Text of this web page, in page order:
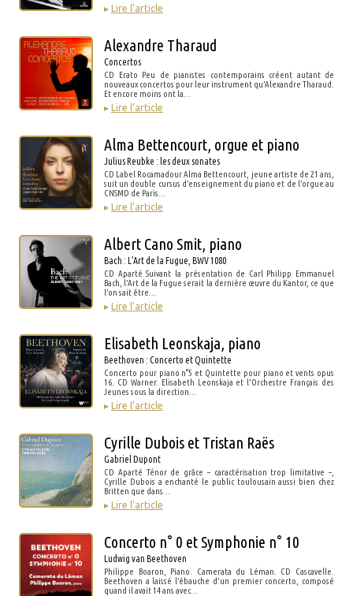
▸ Lire l’article
Alexandre Tharaud
Concertos
CD Erato Peu de pianistes contemporains créent autant de
nouveaux concertos pour leur instrument qu’Alexandre Tharaud.
Et encore moins ont la…
▸ Lire l’article
Alma Bettencourt, orgue et piano
Julius Reubke : les deux sonates
CD Label Rocamadour Alma Bettencourt, jeune artiste de 21 ans,
suit un double cursus d’enseignement du piano et de l’orgue au
CNSMD de Paris…
▸ Lire l’article
Albert Cano Smit, piano
Bach : L’Art de la Fugue, BWV 1080
CD Aparté Suivant la présentation de Carl Philipp Emmanuel
Bach, l’Art de la Fugue serait la dernière œuvre du Kantor, ce que
l’on sait être…
▸ Lire l’article
Elisabeth Leonskaja, piano
Beethoven : Concerto et Quintette
Concerto pour piano n°5 et Quintette pour piano et vents opus
16. CD Warner. Elisabeth Leonskaja et l'Orchestre Français des
Jeunes sous la direction…
▸ Lire l’article
Cyrille Dubois et Tristan Raës
Gabriel Dupont
CD Aparté Ténor de grâce – caractérisation trop limitative –,
Cyrille Dubois a enchanté le public toulousain aussi bien chez
Britten que dans…
▸ Lire l’article
Concerto n° 0 et Symphonie n° 10
Ludwig van Beethoven
Philippe Boaron, Piano. Camerata du Léman. CD Cascavelle.
Beethoven a laissé l’ébauche d’un premier concerto, composé
quand il avait 14 ans avec…